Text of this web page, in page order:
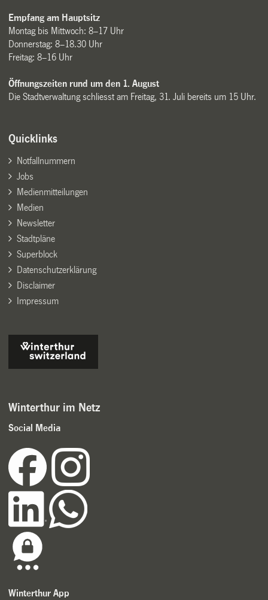
Empfang am Hauptsitz
Montag bis Mittwoch: 8–17 Uhr
Donnerstag: 8–18.30 Uhr
Freitag: 8–16 Uhr
Öffnungszeiten rund um den 1. August
Die Stadtverwaltung schliesst am Freitag, 31. Juli bereits um 15 Uhr.
Quicklinks
Notfallnummern
Jobs
Medienmitteilungen
Medien
Newsletter
Stadtpläne
Superblock
Datenschutzerklärung
Disclaimer
Impressum
Winterthur im Netz
Social Media
Winterthur App